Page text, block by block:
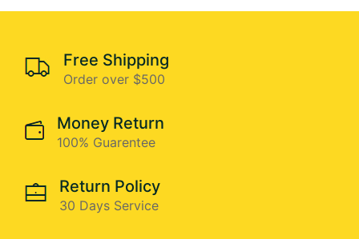
Free Shipping
Order over $500
Money Return
100% Guarentee
Return Policy
30 Days Service